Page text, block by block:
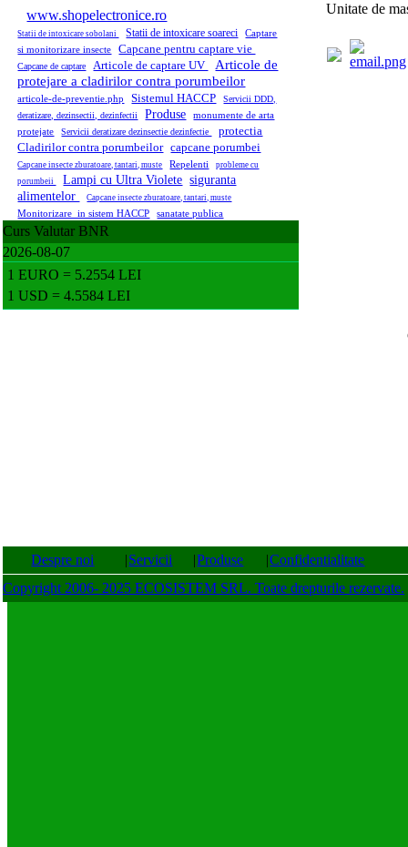
www.shopelectronice.ro
Statii de intoxicare sobolani Statii de intoxicare soareci
Captare
si monitorizare insecte
Capcane pentru captare vie
Capcane de captare Articole de captare UV
Articole de
protejare a cladirilor contra porumbeilor
articole-de-preventie.php Sistemul HACCP
Servicii DDD,
deratizare, dezinsectii, dezinfectii
Produse
monumente de arta
protejate
Servicii deratizare dezinsectie dezinfectie
protectia
Cladirilor contra porumbeilor capcane porumbei
Capcane insecte zburatoare, tantari, muste Repelenti
probleme cu
porumbeii
Lampi cu Ultra Violete siguranta
alimentelor
Capcane insecte zburatoare, tantari, muste
Monitorizare in sistem HACCP sanatate publica
Curs Valutar BNR
2026-08-07
1 EURO = 5.2554 LEI
1 USD = 4.5584 LEI
Unitate de
Despre noi |Servicii |Produse |Confidentialitate
Copyright 2006- 2025 ECOSISTEM SRL. Toate drepturile rezervate.